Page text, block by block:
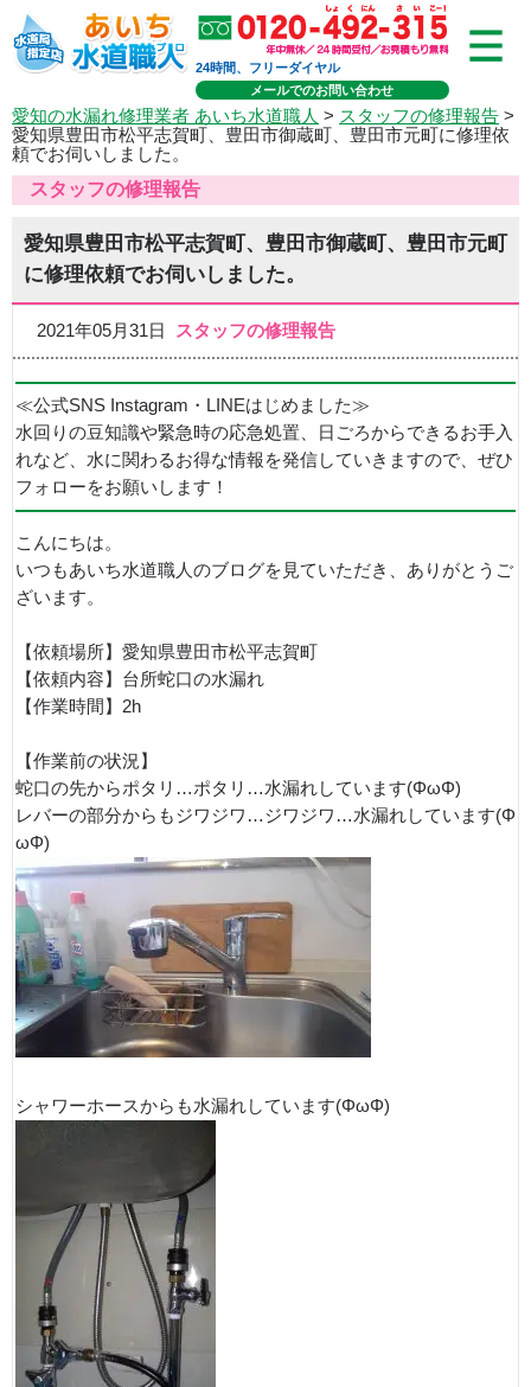
24時間、フリーダイヤル
メールでのお問い合わせ
愛知の水漏れ修理業者 あいち水道職人 > スタッフの修理報告 >
愛知県豊田市松平志賀町、豊田市御蔵町、豊田市元町に修理依
頼でお伺いしました。
スタッフの修理報告
愛知県豊田市松平志賀町、豊田市御蔵町、豊田市元町
に修理依頼でお伺いしました。
2021年05月31日 スタッフの修理報告
≪公式SNS Instagram・LINEはじめました≫
水回りの豆知識や緊急時の応急処置、日ごろからできるお手入
れなど、水に関わるお得な情報を発信していきますので、ぜひ
フォローをお願いします！
こんにちは。
いつもあいち水道職人のブログを見ていただき、ありがとうご
ざいます。
【依頼場所】愛知県豊田市松平志賀町
【依頼内容】台所蛇口の水漏れ
【作業時間】2h
【作業前の状況】
蛇口の先からポタリ…ポタリ…水漏れしています(ΦωΦ)
レバーの部分からもジワジワ…ジワジワ…水漏れしています(Φ
ωΦ)
シャワーホースからも水漏れしています(ΦωΦ)